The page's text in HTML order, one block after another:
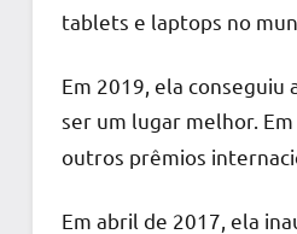
tablets e laptops no
Em 2019, ela conseguiu
ser um lugar melhor.
outros prêmios
Em abril de 2017, ela